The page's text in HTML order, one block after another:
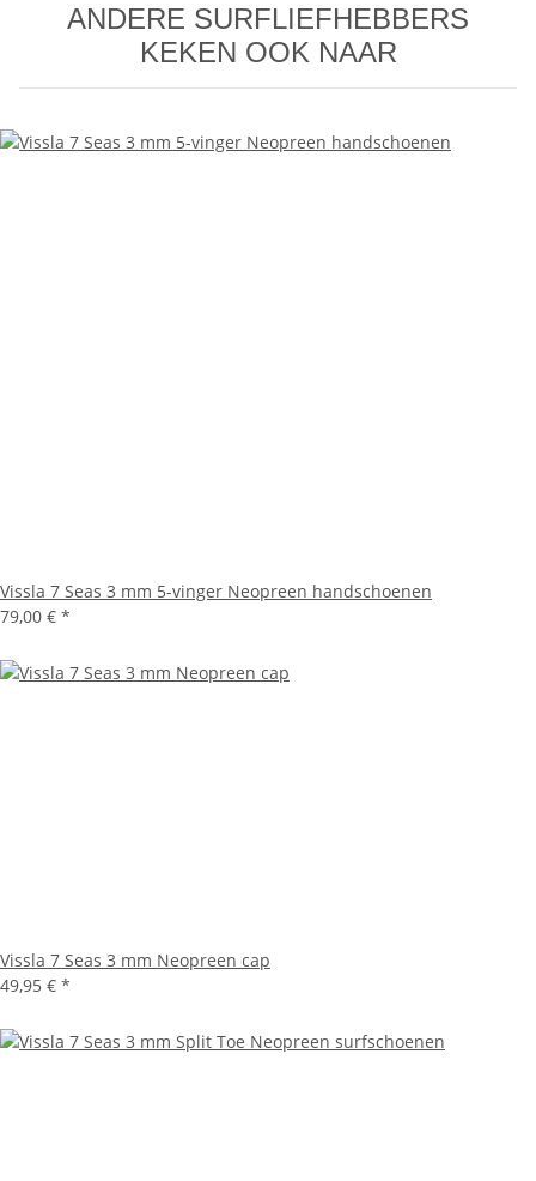
ANDERE SURFLIEFHEBBERS
KEKEN OOK NAAR
Vissla 7 Seas 3 mm 5-vinger Neopreen handschoenen
79,00 € *
Vissla 7 Seas 3 mm Neopreen cap
49,95 € *